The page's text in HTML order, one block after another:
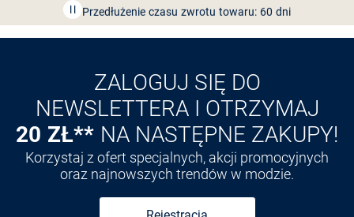
Przedłużenie czasu zwrotu towaru: 60 dni
Odkryj aplikację VANGRAAF
ZALOGUJ SIĘ DO
NEWSLETTERA I OTRZYMAJ
20 ZŁ** NA NASTĘPNE ZAKUPY!
Korzystaj z ofert specjalnych, akcji promocyjnych
oraz najnowszych trendów w modzie.